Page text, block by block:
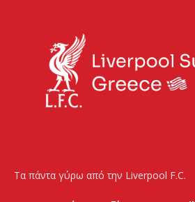
Τα πάντα γύρω από την Liverpool F.C.